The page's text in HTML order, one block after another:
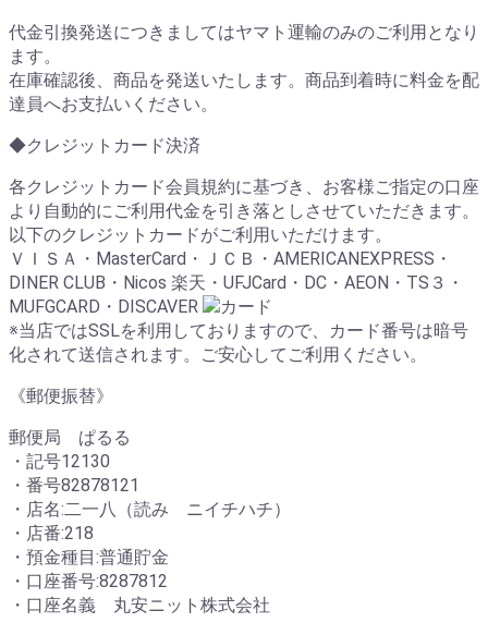
代金引換発送につきましてはヤマト運輸のみのご利用となり
ます。
在庫確認後、商品を発送いたします。商品到着時に料金を配
達員へお支払いください。
◆クレジットカード決済
各クレジットカード会員規約に基づき、お客様ご指定の口座
より自動的にご利用代金を引き落としさせていただきます。
以下のクレジットカードがご利用いただけます。
ＶＩＳＡ・MasterCard・ＪＣＢ・AMERICANEXPRESS・
DINER CLUB・Nicos 楽天・UFJCard・DC・AEON・TS３・
MUFGCARD・DISCAVER
※当店ではSSLを利用しておりますので、カード番号は暗号
化されて送信されます。ご安心してご利用ください。
《郵便振替》
郵便局 ぱるる
・記号12130
・番号82878121
・店名:二一八（読み ニイチハチ）
・店番:218
・預金種目:普通貯金
・口座番号:8287812
・口座名義 丸安ニット株式会社